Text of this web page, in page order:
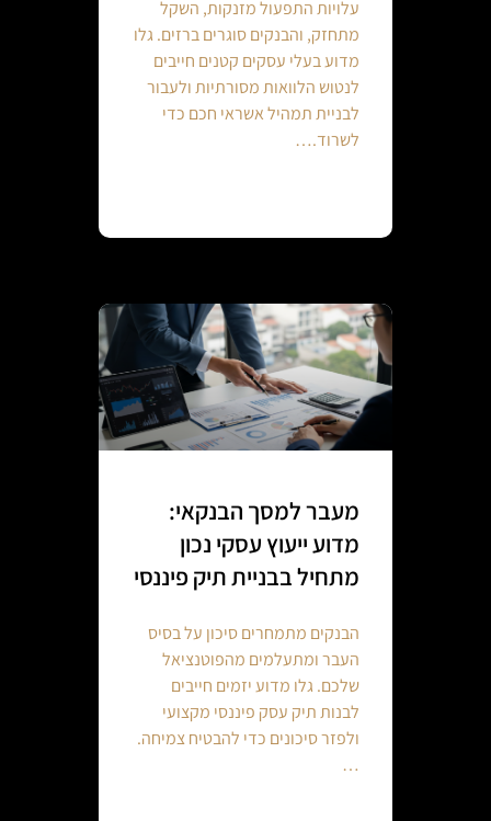
עלויות התפעול מזנקות, השקל
מתחזק, והבנקים סוגרים ברזים. גלו
מדוע בעלי עסקים קטנים חייבים
לנטוש הלוואות מסורתיות ולעבור
לבניית תמהיל אשראי חכם כדי
לשרוד.…
מעבר למסך הבנקאי:
מדוע ייעוץ עסקי נכון
מתחיל בבניית תיק פיננסי
הבנקים מתמחרים סיכון על בסיס
העבר ומתעלמים מהפוטנציאל
שלכם. גלו מדוע יזמים חייבים
לבנות תיק עסק פיננסי מקצועי
ולפזר סיכונים כדי להבטיח צמיחה.
…